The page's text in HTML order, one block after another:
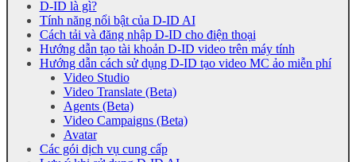
D-ID là gì?
Tính năng nổi bật của D-ID AI
Cách tải và đăng nhập D-ID cho điện thoại
Hướng dẫn tạo tài khoản D-ID video trên máy tính
Hướng dẫn cách sử dụng D-ID tạo video MC ảo miễn phí
Video Studio
Video Translate (Beta)
Agents (Beta)
Video Campaigns (Beta)
Avatar
Các gói dịch vụ cung cấp